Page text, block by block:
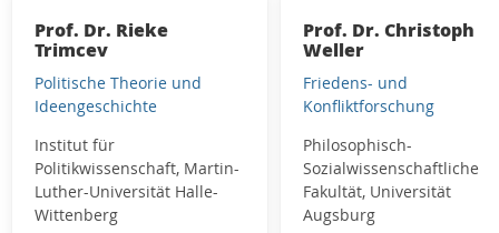
Prof. Dr. Rieke
Trimcev
Politische Theorie und
Ideengeschichte
Institut für
Politikwissenschaft, Martin-
Luther-Universität Halle-
Wittenberg
Prof. Dr. Christoph
Weller
Friedens- und
Konfliktforschung
Philosophisch-
Sozialwissenschaftliche
Fakultät, Universität
Augsburg